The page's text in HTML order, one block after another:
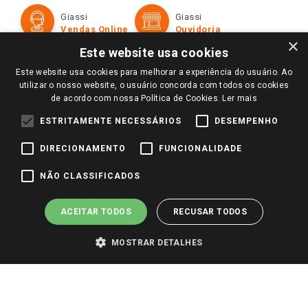
Televendas
Perguntas frequentes
Trabalhe Conosco
Identidade Visual
Formas de Pagamento
Políticas de entrega
Trocas e Devoluções
Giassi
Vendas Online
Giassi
Ouvidoria
Redes Sociais
Pagamento e Segurança
×
Este website usa cookies
Este website usa cookies para melhorar a experiência do usuário. Ao
utilizar o nosso website, o usuário concorda com todos os cookies
de acordo com nossa Política de Cookies. Ler mais
ESTRITAMENTE NECESSÁRIOS DESEMPENHO
DIRECIONAMENTO FUNCIONALIDADE
NÃO CLASSIFICADOS
ACEITAR TODOS RECUSAR TODOS
MOSTRAR DETALHES